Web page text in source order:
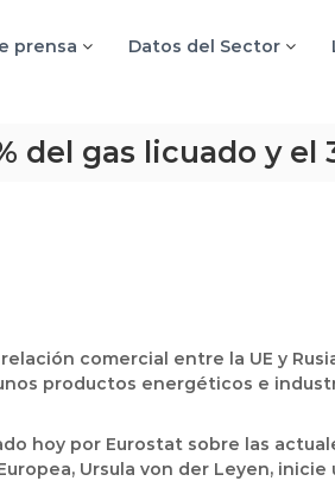
prensa Datos del Sector
del gas licuado y
comercial entre la UE y
productos energéticos e
hoy por Eurostat sobre las
Ursula von der Leyen,